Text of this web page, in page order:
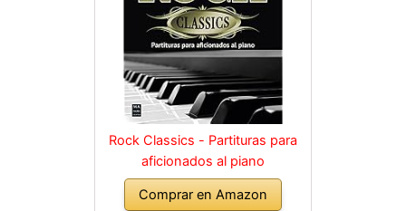
Rock Classics - Partituras para
aficionados al piano
Comprar en Amazon